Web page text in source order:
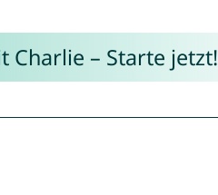
Charlie – Starte jetzt!